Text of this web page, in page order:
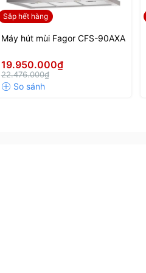
Sắp hết hàng
Máy hút mùi Fagor CFS-90AXA
19.950.000₫
22.476.000₫